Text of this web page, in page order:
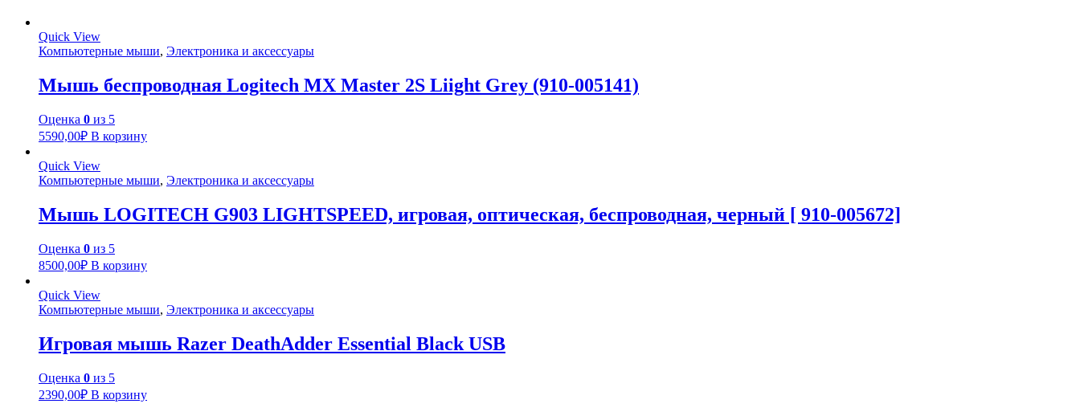
Quick View
Компьютерные мыши, Электроника и аксессуары
Мышь беспроводная Logitech MX Master 2S Liight Grey (910-005141)
Оценка 0 из 5
5590,00₽ В корзину
Quick View
Компьютерные мыши, Электроника и аксессуары
Мышь LOGITECH G903 LIGHTSPEED, игровая, оптическая, беспроводная, черный [ 910-005672]
Оценка 0 из 5
8500,00₽ В корзину
Quick View
Компьютерные мыши, Электроника и аксессуары
Игровая мышь Razer DeathAdder Essential Black USB
Оценка 0 из 5
2390,00₽ В корзину